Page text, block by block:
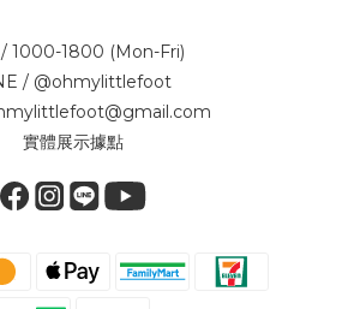
/ 1000-1800 (Mon-Fri)
/ @ohmylittlefoot
實體展示據點